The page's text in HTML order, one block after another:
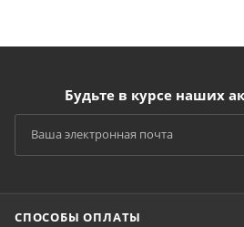
Будьте в курсе наших
СПОСОБЫ ОПЛАТЫ